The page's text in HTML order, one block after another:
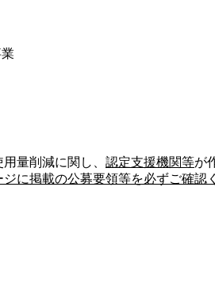
量削減に関し、 認定支援機関等が
に掲載の公募要領等を必ずご確認